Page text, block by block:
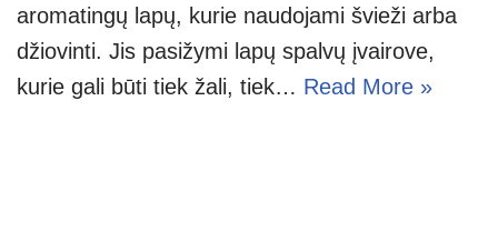
aromatingų lapų, kurie naudojami švieži arba
džiovinti. Jis pasižymi lapų spalvų įvairove,
kurie gali būti tiek žali, tiek… Read More »